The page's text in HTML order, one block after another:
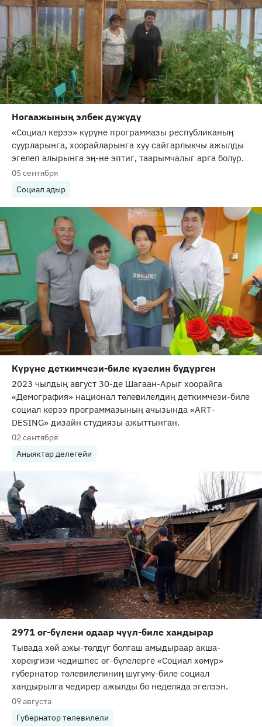
Ногаажының элбек дүжүдү
«Социал керээ» күрүне программазы республиканыӊ
суурларынга, хоорайларынга хуу сайгарлыкчы ажылды
эгелеп алырынга эӊ-не эптиг, таарымчалыг арга болур.
05 сентября
Социал адыр
Күрүне деткимчези-биле күзелин бүдүрген
2023 чылдың август 30-де Шагаан-Арыг хоорайга
«Демография» национал төлевилелдиң деткимчези-биле
социал керээ программазының ачызында «ART-
DESING» дизайн студиязы ажыттынган.
02 сентября
Аныяктар делегейи
2971 өг-бүлени одаар чүүл-биле хандырар
Тывада хөй ажы-төлдүг болгаш амыдыраар акша-
хөреӊгизи чедишпес өг-бүлелерге «Социал хөмүр»
губернатор төлевилелиниӊ шугуму-биле социал
хандырылга чедирер ажылды бо неделяда эгелээн.
09 августа
Губернатор төлевилели